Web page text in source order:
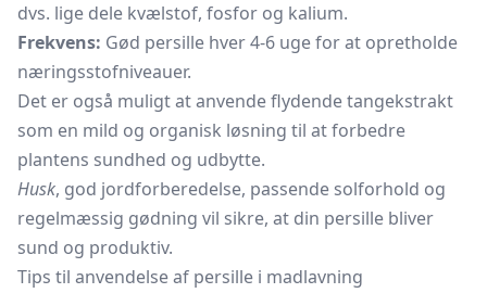
dvs. lige dele kvælstof, fosfor og kalium.
Frekvens: Gød persille hver 4-6 uge for at opretholde
næringsstofniveauer.
Det er også muligt at anvende flydende tangekstrakt
som en mild og organisk løsning til at forbedre
plantens sundhed og udbytte.
Husk, god jordforberedelse, passende solforhold og
regelmæssig gødning vil sikre, at din persille bliver
sund og produktiv.
Tips til anvendelse af persille i madlavning